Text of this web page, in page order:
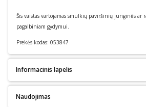
Šis vaistas vartojamas smulkių paviršinių junginės ar
pagalbiniam gydymui.
Prekės kodas: 053847
Informacinis lapelis
Naudojimas